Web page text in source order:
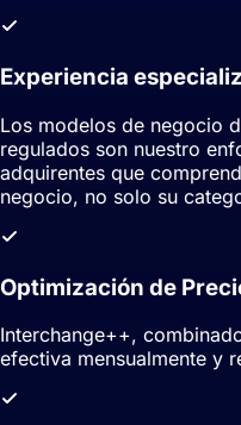
Experiencia
Los modelos de negocio
regulados son nuestro
adquirentes que
negocio, no solo su
Optimización de
Interchange++,
efectiva mensualmente y